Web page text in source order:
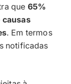
que 65%
causas
. Em termos
notificadas